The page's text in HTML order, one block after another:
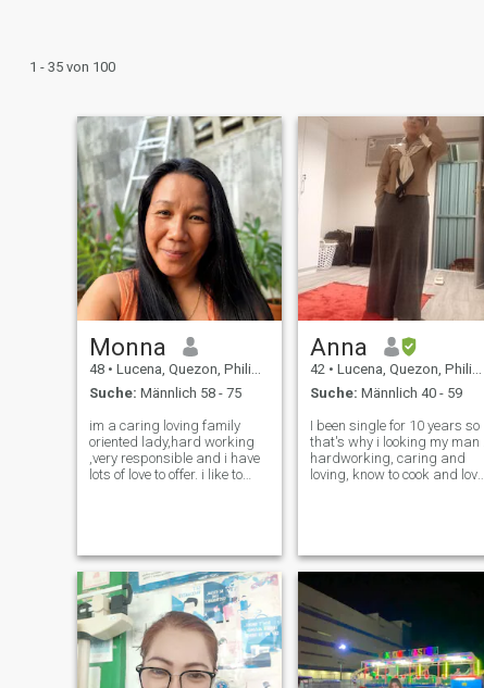
1 - 35 von 100
Monna
48 • Lucena, Quezon, Philippinen
Suche: Männlich 58 - 75
im a caring loving family
oriented lady,hard working
,very responsible and i have
lots of love to offer. i like to
to be with for the re
Anna
42 • Lucena, Quezon, Philippinen
Suche: Männlich 40 - 59
I been single for 10 years so
that's why i looking my man
hardworking, caring and
loving, know to cook and love
look